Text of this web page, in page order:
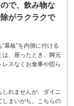
で、飲み物な
がラクラクで
幕板”を内側に付ける
は、座ったとき、脚元
スなくお食事や団ら
れませんが、ダイニ
しまいがち。こちらの